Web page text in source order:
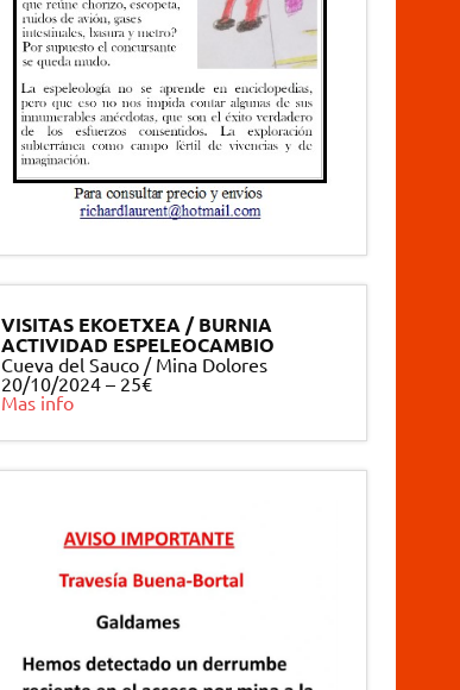
VISITAS EKOETXEA / BURNIA
ACTIVIDAD ESPELEOCAMBIO
Cueva del Sauco / Mina Dolores
20/10/2024 – 25€
Mas info